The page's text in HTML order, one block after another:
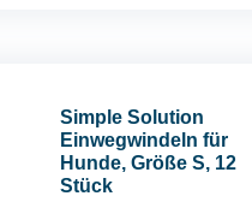
Simple Solution
Einwegwindeln für
Hunde, Größe S, 12
Stück